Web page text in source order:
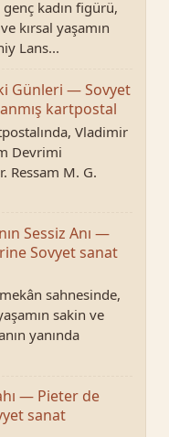
genç kadın figürü,
kırsal yaşamın
Lans...
Günleri — Sovyet
kartpostal
Vladimir
Devrimi
Ressam M. G.
Sessiz Anı —
Sovyet sanat
sahnesinde,
sakin ve
yanında
— Pieter de
sanat